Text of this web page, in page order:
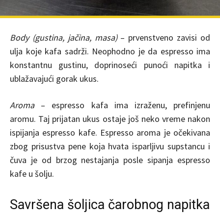
Body (gustina, jačina, masa) – prvenstveno zavisi od
ulja koje kafa sadrži. Neophodno je da espresso ima
konstantnu gustinu, doprinoseći punoći napitka i
ublažavajući gorak ukus.
Aroma– espresso kafa ima izraženu, prefinjenu
aromu. Taj prijatan ukus ostaje još neko vreme nakon
ispijanja espresso kafe. Espresso aroma je očekivana
zbog prisustva pene koja hvata isparljivu supstancu i
čuva je od brzog nestajanja posle sipanja espresso
kafe u šolju.
Savršena šoljica čarobnog napitka